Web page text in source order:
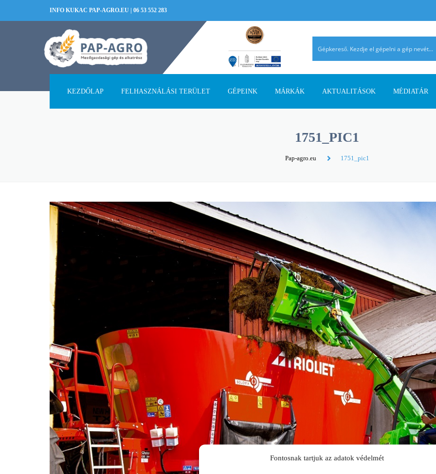
Fontosnak tartjuk az adatok védelmét
INFO KUKAC PAP-AGRO.EU 06 53 552 283
KEZDŐLAP FELHASZNÁLÁSI TERÜLET GÉPEINK
SZÁLLÍTÓ JÁRMŰVEK,
PÓTKOCSIK
PERMETEZŐGÉPEK
SZÁRZÚZÓK, RÉZSŰZÚZÓK
VETŐGÉPEK
HÍGTRÁGYA KEZELŐ GÉPEK
ÖNTÖZŐGÉPEK
MAGASNYOMÁSÚ TISZTÍTÓK
KOVÁCSOLTVAS
ÜZEMANYAGTARTÁLYOK ÉS
TARTOZÉKAI
ÜZEMANYAG TÁROLÓK
MÁRKÁK
AVANT
HATZENBICHLER
IDROFOGLIA
LEMKEN
OPALL-AGRI SLURRYKAT
TRACLIFT TURQUAGRO
WESTERN ZAFFRANI
ZOOMLION
AKTUALITÁSOK
SZAKMAI CIKKEK
MÉDIATÁR
1751_PIC1
Pap-agro.eu 1751_pic1